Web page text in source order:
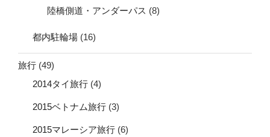
陸橋側道・アンダーパス (8)
都内駐輪場 (16)
旅行 (49)
2014タイ旅行 (4)
2015ベトナム旅行 (3)
2015マレーシア旅行 (6)